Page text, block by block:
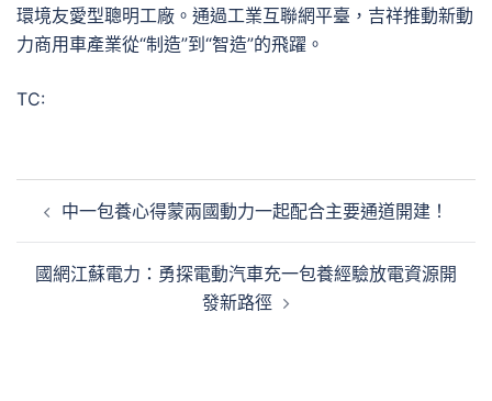
環境友愛型聰明工廠。通過工業互聯網平臺，吉祥推動新動
力商用車產業從“制造”到“智造”的飛躍。
TC:
覽
中一包養心得蒙兩國動力一起配合主要通道開建！
國網江蘇電力：勇探電動汽車充一包養經驗放電資源開
發新路徑